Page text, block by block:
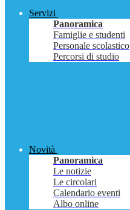
Servizi
Panoramica
Famiglie e studenti
Personale scolastico
Percorsi di studio
Novità
Panoramica
Le notizie
Le circolari
Calendario eventi
Albo online